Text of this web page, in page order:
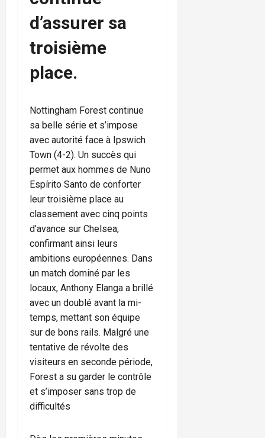
d’assurer sa
troisième
place.
Nottingham Forest continue
sa belle série et s’impose
avec autorité face à Ipswich
Town (4-2). Un succès qui
permet aux hommes de Nuno
Espírito Santo de conforter
leur troisième place au
classement avec cinq points
d’avance sur Chelsea,
confirmant ainsi leurs
ambitions européennes. Dans
un match dominé par les
locaux, Anthony Elanga a brillé
avec un doublé avant la mi-
temps, mettant son équipe
sur de bons rails. Malgré une
tentative de révolte des
visiteurs en seconde période,
Forest a su garder le contrôle
et s’imposer sans trop de
difficultés